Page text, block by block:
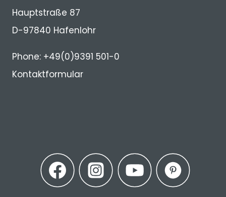
Hauptstraße 87
D-97840 Hafenlohr
Phone: +49(0)9391 501-0
Kontaktformular